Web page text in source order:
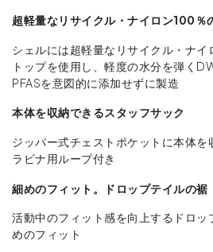
超軽量なリサイクル・ナイロン100％
シェルには超軽量なリサイクル・ナ
トップを使用し、軽度の水分を弾く
PFASを意図的に添加せずに製造
本体を収納できるスタッフサック
ジッパー式チェストポケットに本体を
ラビナ用ループ付き
細めのフィット。ドロップテイルの裾
活動中のフィット感を向上するドロッ
めのフィット